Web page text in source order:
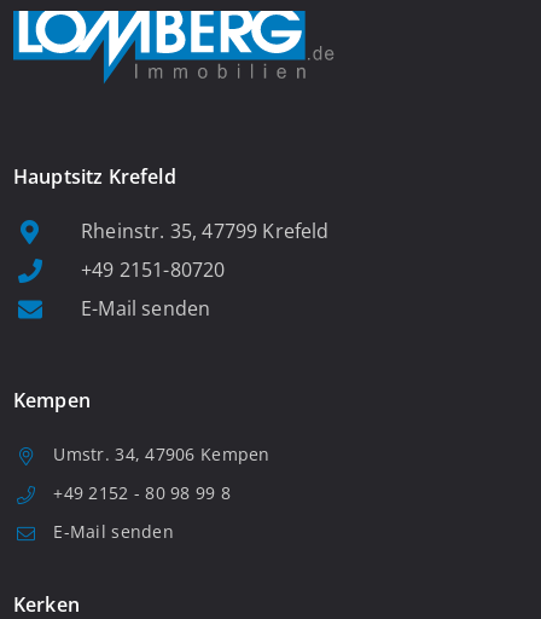
Hauptsitz Krefeld
Rheinstr. 35, 47799 Krefeld
+49 2151-80720
E-Mail senden
Kempen
Umstr. 34, 47906 Kempen
+49 2152 - 80 98 99 8
E-Mail senden
Kerken